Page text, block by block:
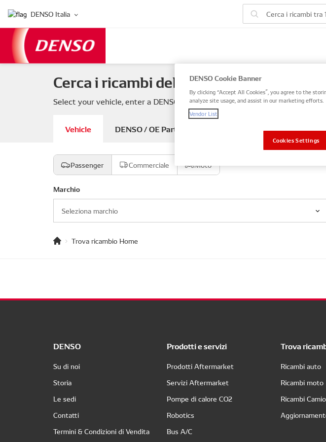
DENSO Italia
Cerca i ricambi del tuo veicolo
Select your vehicle, enter a DENSO or OE part number, or search by VIN /
Vehicle DENSO / OE Part number VIN / Frame
Passenger Commerciale Moto
Marchio
Seleziona marchio
Trova ricambio Home
DENSO
Su di noi
Storia
Le sedi
Contatti
Termini & Condizioni di Vendita
Prodotti e servizi
Prodotti Aftermarket
Servizi Aftermarket
Pompe di calore CO2
Robotics
Bus A/C
Trova
Ricambi auto
Ricambi moto
Ricambi
DENSO Cookie Banner
By clicking “Accept All Cookies”, you agree to the
analyze site usage, and assist in our marketing efforts.
Vendor List
Cookies Settings